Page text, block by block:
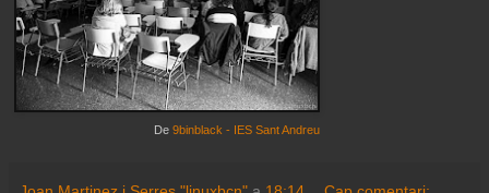
De 9binblack - IES Sant Andreu